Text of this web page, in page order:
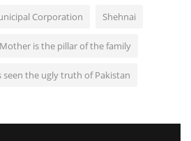
Corporation Shehnai
Mother is the pillar of the family
seen the ugly truth of Pakistan